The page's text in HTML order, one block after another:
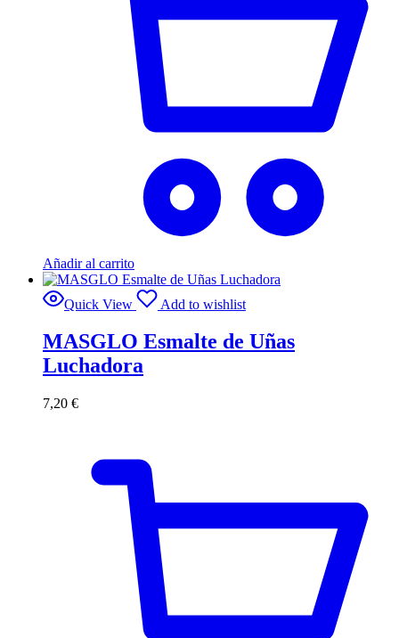
Añadir al carrito
Quick View Add to wishlist
MASGLO Esmalte de Uñas
Luchadora
7,20 €